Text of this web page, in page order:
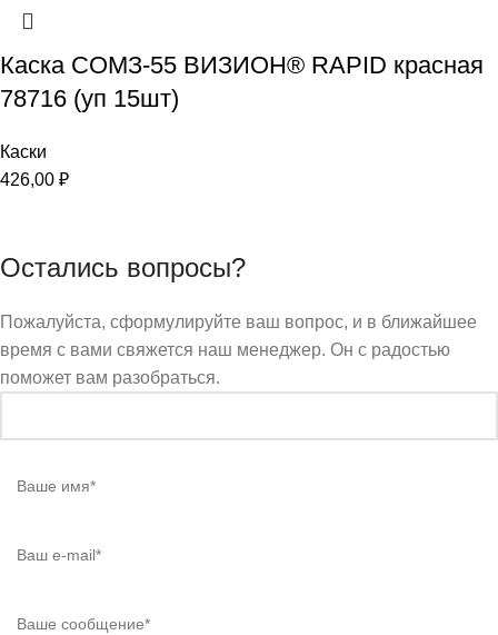
Каска СОМЗ-55 ВИЗИОН® RAPID красная
78716 (уп 15шт)
Каски
426,00 ₽
Остались вопросы?
Пожалуйста, сформулируйте ваш вопрос, и в ближайшее
время с вами свяжется наш менеджер. Он с радостью
поможет вам разобраться.